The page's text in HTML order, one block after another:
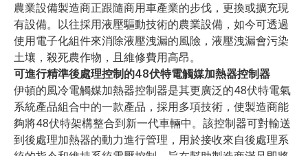
農業設備製造商正跟隨商用車產業的步伐，更換或擴充現
有設備。以往採用液壓驅動技術的農業設備，如今可透過
使用電子化組件來消除液壓洩漏的風險，液壓洩漏會污染
土壤，殺死農作物，且維修費用高昂。
可進行精準後處理控制的48伏特電觸媒加熱器控制器
伊頓的風冷電觸媒加熱器控制器是其更廣泛的48伏特電氣
系統產品組合中的一款產品，採用多項技術，使製造商能
夠將48伏特架構整合到新一代車輛中。該控制器可對輸送
到後處理加熱器的動力進行管理，用於接收來自後處理系